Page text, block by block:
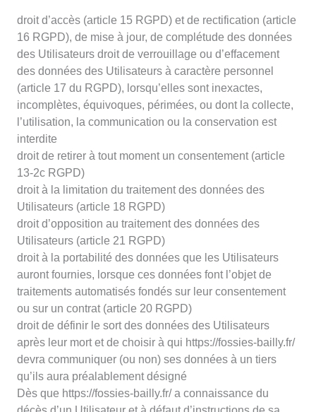
droit d’accès (article 15 RGPD) et de rectification (article
16 RGPD), de mise à jour, de complétude des données
des Utilisateurs droit de verrouillage ou d’effacement
des données des Utilisateurs à caractère personnel
(article 17 du RGPD), lorsqu’elles sont inexactes,
incomplètes, équivoques, périmées, ou dont la collecte,
l’utilisation, la communication ou la conservation est
interdite
droit de retirer à tout moment un consentement (article
13-2c RGPD)
droit à la limitation du traitement des données des
Utilisateurs (article 18 RGPD)
droit d’opposition au traitement des données des
Utilisateurs (article 21 RGPD)
droit à la portabilité des données que les Utilisateurs
auront fournies, lorsque ces données font l’objet de
traitements automatisés fondés sur leur consentement
ou sur un contrat (article 20 RGPD)
droit de définir le sort des données des Utilisateurs
après leur mort et de choisir à qui https://fossies-bailly.fr/
devra communiquer (ou non) ses données à un tiers
qu’ils aura préalablement désigné
Dès que https://fossies-bailly.fr/ a connaissance du